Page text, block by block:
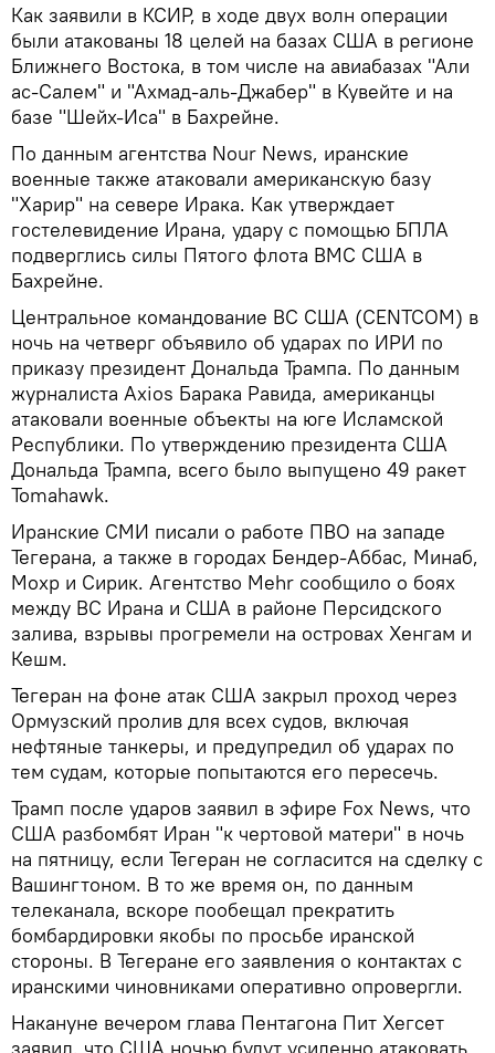
Как заявили в КСИР, в ходе двух волн операции
были атакованы 18 целей на базах США в регионе
Ближнего Востока, в том числе на авиабазах "Али
ас-Салем" и "Ахмад-аль-Джабер" в Кувейте и на
базе "Шейх-Иса" в Бахрейне.
По данным агентства Nour News, иранские
военные также атаковали американскую базу
"Харир" на севере Ирака. Как утверждает
гостелевидение Ирана, удару с помощью БПЛА
подверглись силы Пятого флота ВМС США в
Бахрейне.
Центральное командование ВС США (CENTCOM) в
ночь на четверг объявило об ударах по ИРИ по
приказу президент Дональда Трампа. По данным
журналиста Axios Барака Равида, американцы
атаковали военные объекты на юге Исламской
Республики. По утверждению президента США
Дональда Трампа, всего было выпущено 49 ракет
Tomahawk.
Иранские СМИ писали о работе ПВО на западе
Тегерана, а также в городах Бендер-Аббас, Минаб,
Мохр и Сирик. Агентство Mehr сообщило о боях
между ВС Ирана и США в районе Персидского
залива, взрывы прогремели на островах Хенгам и
Кешм.
Тегеран на фоне атак США закрыл проход через
Ормузский пролив для всех судов, включая
нефтяные танкеры, и предупредил об ударах по
тем судам, которые попытаются его пересечь.
Трамп после ударов заявил в эфире Fox News, что
США разбомбят Иран "к чертовой матери" в ночь
на пятницу, если Тегеран не согласится на сделку с
Вашингтоном. В то же время он, по данным
телеканала, вскоре пообещал прекратить
бомбардировки якобы по просьбе иранской
стороны. В Тегеране его заявления о контактах с
иранскими чиновниками оперативно опровергли.
Накануне вечером глава Пентагона Пит Хегсет
заявил, что США ночью будут усиленно атаковать